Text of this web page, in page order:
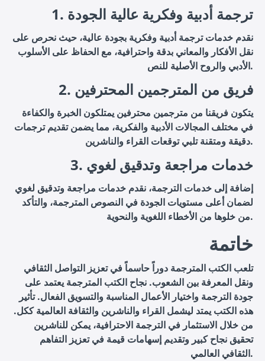
1. ترجمة أدبية وفكرية عالية الجودة
نقدم خدمات ترجمة أدبية وفكرية بجودة عالية، حيث نحرص على
نقل الأفكار والمعاني بدقة واحترافية، مع الحفاظ على الأسلوب
الأدبي والروح الأصلية للنص.
2. فريق من المترجمين المحترفين
يتكون فريقنا من مترجمين محترفين يمتلكون الخبرة والكفاءة
في مختلف المجالات الأدبية والفكرية، مما يضمن تقديم ترجمات
دقيقة ومتقنة تلبي توقعات القراء والناشرين.
3. خدمات مراجعة وتدقيق لغوي
إضافة إلى خدمات الترجمة، نقدم خدمات مراجعة وتدقيق لغوي
لضمان أعلى مستويات الجودة في النصوص المترجمة، والتأكد
من خلوها من الأخطاء اللغوية والنحوية.
خاتمة
تلعب الكتب المترجمة دوراً حاسماً في تعزيز التواصل الثقافي
ونقل المعرفة بين الشعوب. نجاح الكتب المترجمة يعتمد على
جودة الترجمة واختيار الأعمال المناسبة والتسويق الفعال. تأثير
هذه الكتب يمتد ليشمل القراء والناشرين والثقافة العالمية ككل.
من خلال الاستثمار في الترجمة الاحترافية، يمكن للناشرين
تحقيق نجاح كبير وتقديم إسهامات قيمة في تعزيز التفاهم
الثقافي العالمي.